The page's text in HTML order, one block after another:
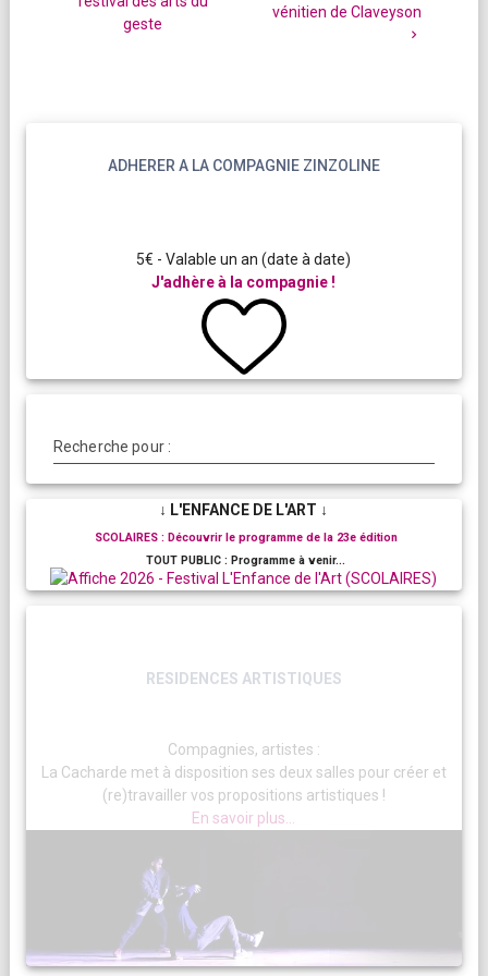
geste
:
vénitien de Claveyson
ADHERER A LA COMPAGNIE ZINZOLINE
5€ - Valable un an (date à date)
J'adhère à la compagnie !
Recherche pour :
↓ L'ENFANCE DE L'ART ↓
SCOLAIRES : Découvrir le programme de la 23e édition
TOUT PUBLIC : Programme à venir...
RESIDENCES ARTISTIQUES
Compagnies, artistes :
La Cacharde met à disposition ses deux salles pour créer et
(re)travailler vos propositions artistiques !
En savoir plus...